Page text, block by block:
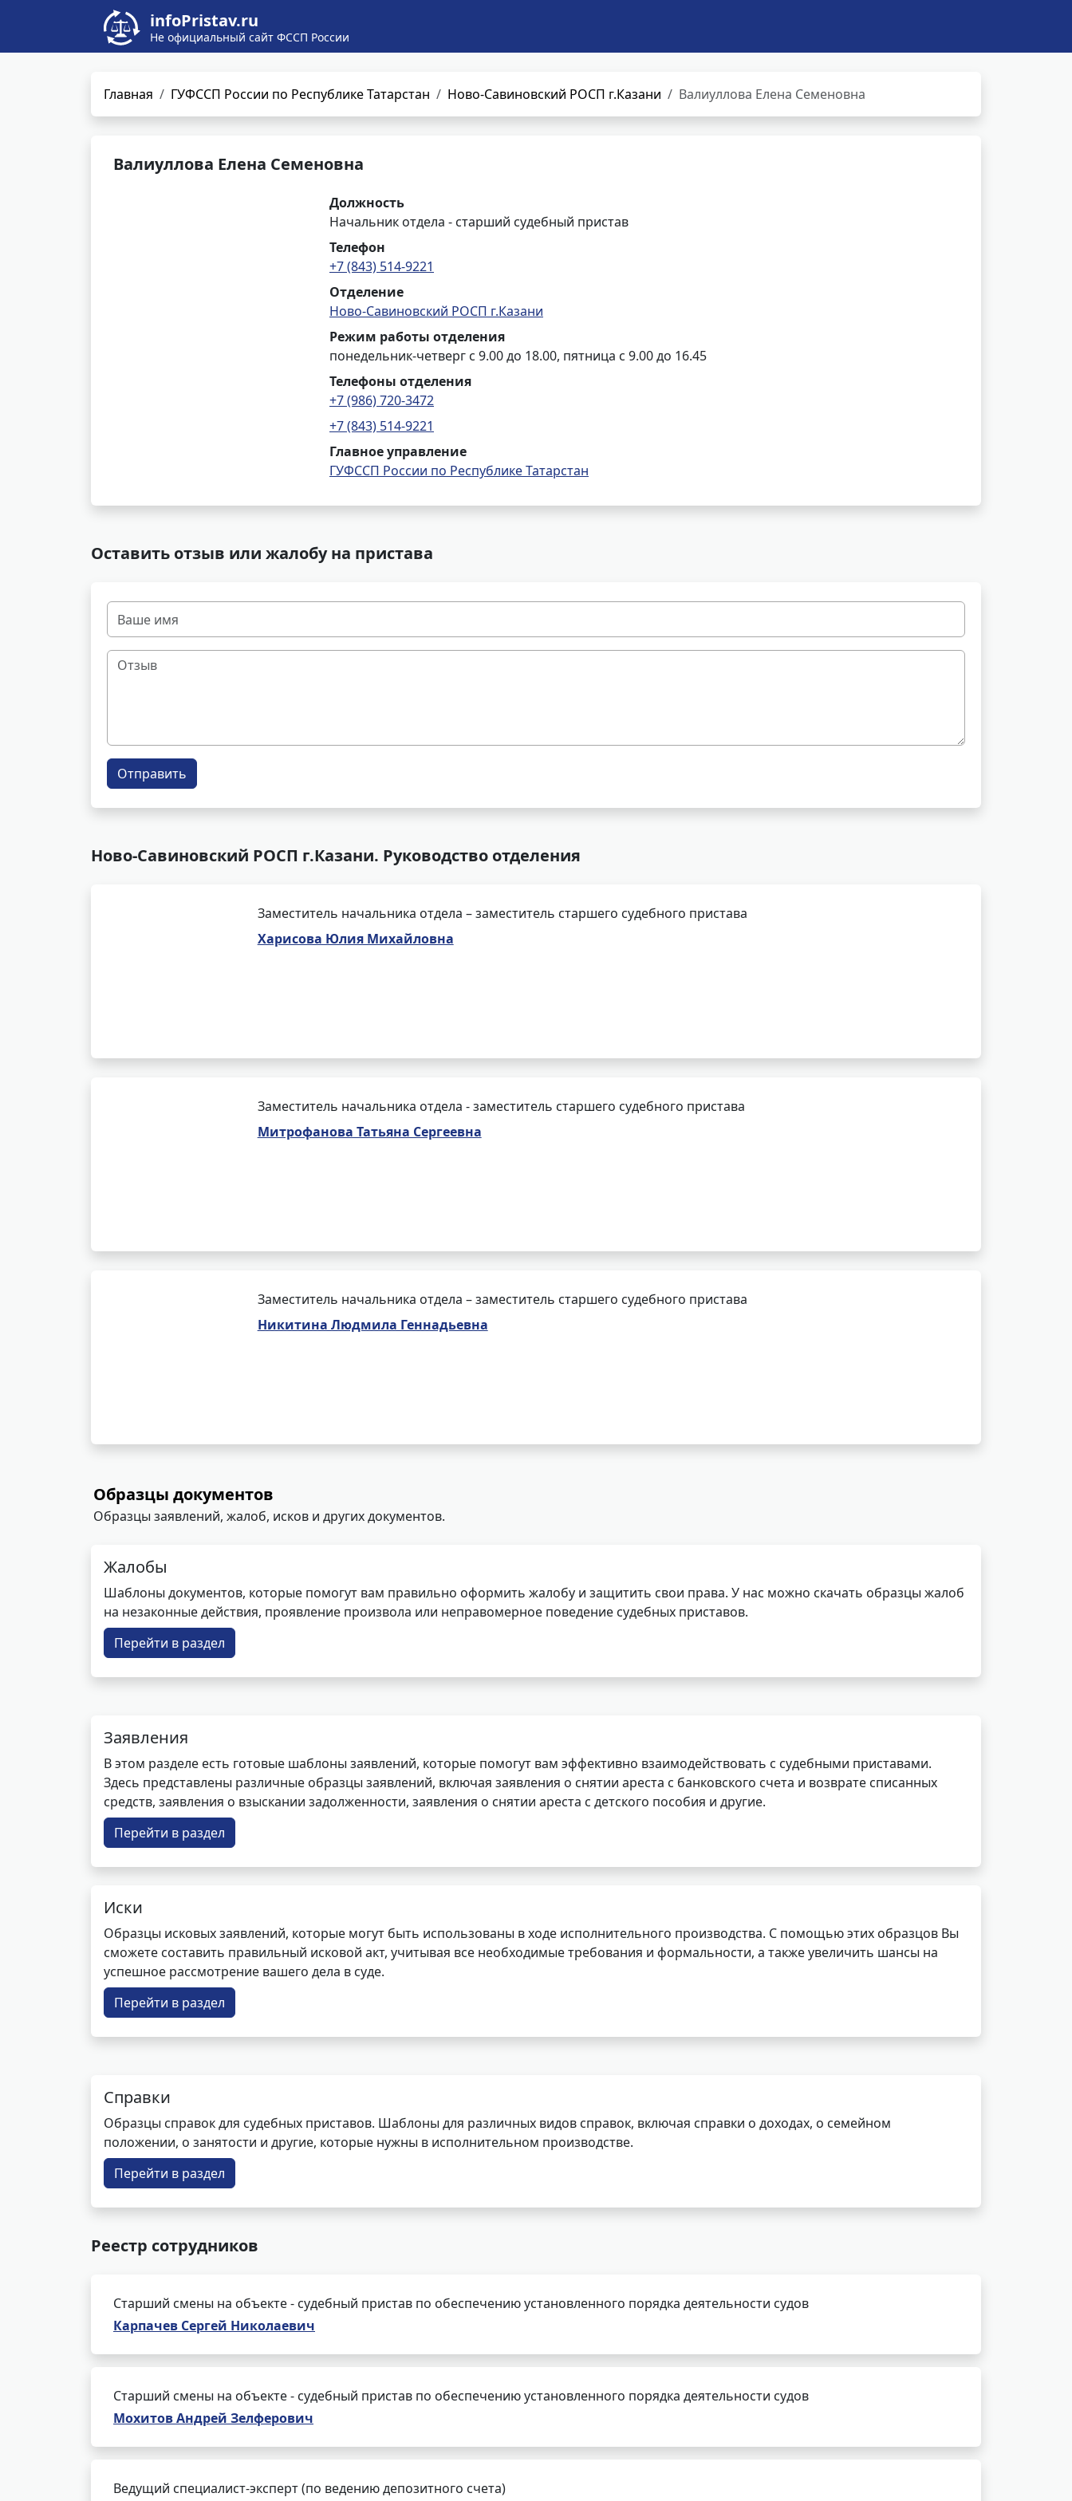
infoPristav.ru
Не официальный сайт ФССП России
Главная ГУФССП России по Республике Татарстан Ново-Савиновский РОСП г.Казани Валиуллова Елена Семеновна
Валиуллова Елена Семеновна
Должность
Начальник отдела - старший судебный пристав
Телефон
+7 (843) 514-9221
Отделение
Ново-Савиновский РОСП г.Казани
Режим работы отделения
понедельник-четверг с 9.00 до 18.00, пятница с 9.00 до 16.45
Телефоны отделения
+7 (986) 720-3472
+7 (843) 514-9221
Главное управление
ГУФССП России по Республике Татарстан
Оставить отзыв или жалобу на пристава
Отправить
Ново-Савиновский РОСП г.Казани. Руководство отделения
Заместитель начальника отдела – заместитель старшего судебного пристава
Харисова Юлия Михайловна
Заместитель начальника отдела - заместитель старшего судебного пристава
Митрофанова Татьяна Сергеевна
Заместитель начальника отдела – заместитель старшего судебного пристава
Никитина Людмила Геннадьевна
Образцы документов
Образцы заявлений, жалоб, исков и других документов.
Жалобы
Шаблоны документов, которые помогут вам правильно оформить жалобу и защитить свои права. У нас можно скачать образцы жалоб
на незаконные действия, проявление произвола или неправомерное поведение судебных приставов.
Перейти в раздел
Заявления
В этом разделе есть готовые шаблоны заявлений, которые помогут вам эффективно взаимодействовать с судебными приставами.
Здесь представлены различные образцы заявлений, включая заявления о снятии ареста с банковского счета и возврате списанных
средств, заявления о взыскании задолженности, заявления о снятии ареста с детского пособия и другие.
Перейти в раздел
Иски
Образцы исковых заявлений, которые могут быть использованы в ходе исполнительного производства. С помощью этих образцов Вы
сможете составить правильный исковой акт, учитывая все необходимые требования и формальности, а также увеличить шансы на
успешное рассмотрение вашего дела в суде.
Перейти в раздел
Справки
Образцы справок для судебных приставов. Шаблоны для различных видов справок, включая справки о доходах, о семейном
положении, о занятости и другие, которые нужны в исполнительном производстве.
Перейти в раздел
Реестр сотрудников
Старший смены на объекте - судебный пристав по обеспечению установленного порядка деятельности судов
Карпачев Сергей Николаевич
Старший смены на объекте - судебный пристав по обеспечению установленного порядка деятельности судов
Мохитов Андрей Зелферович
Ведущий специалист-эксперт (по ведению депозитного счета)